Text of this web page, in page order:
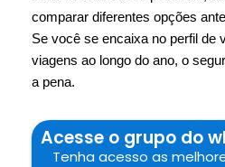
comparar diferentes opções
Se você se encaixa no perfil de
viagens ao longo do ano, o
a pena.
Acesse o grupo do
Tenha acesso as